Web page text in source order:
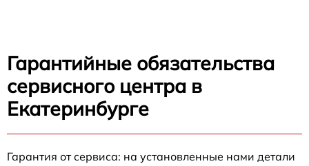
Гарантийные обязательства
сервисного центра в
Екатеринбурге
Гарантия от сервиса: на установленные нами детали